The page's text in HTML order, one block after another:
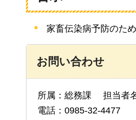
家畜伝染病予防のた
お問い合わせ
所属：総務課 担当者
電話：0985-32-4477